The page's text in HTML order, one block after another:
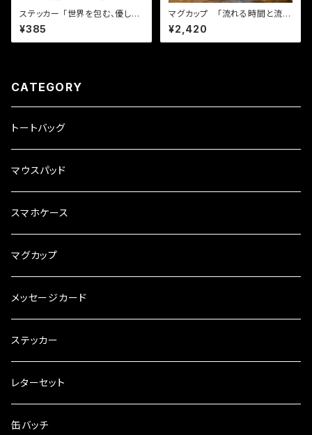
ステッカー 「世界を包む、優しい
光」
¥385
マグカップ 「流れる時間と流さ
れない心」
¥2,420
CATEGORY
トートバッグ
マウスパッド
スマホケース
マグカップ
メッセージカード
ステッカー
レターセット
缶バッチ